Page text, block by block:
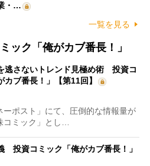
・…
一覧を見る
ック「俺がカブ番長！」
逃さないトレンド見極め術 投資コ
カブ番長！」【第11回】
ポスト」にて、圧倒的な情報量が
コミック」とし…
投資コミック「俺がカブ番長！」